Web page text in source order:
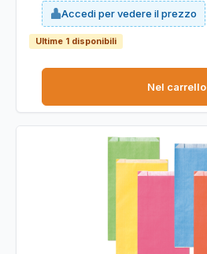
Accedi per vedere il prezzo
Ultime 1 disponibili
Nel carrello